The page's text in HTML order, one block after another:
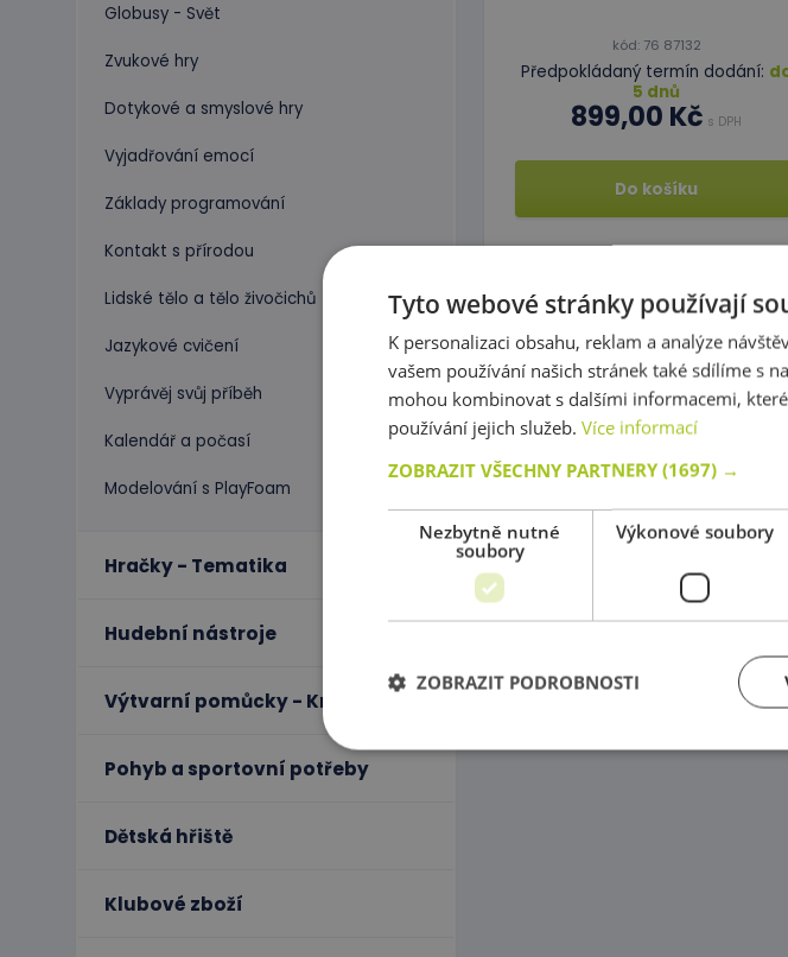
Globusy - Svět
Zvukové hry
Dotykové a smyslové hry
Vyjadřování emocí
Základy programování
Kontakt s přírodou
Lidské tělo a tělo živočichů
Jazykové cvičení
Vyprávěj svůj příběh
Kalendář a počasí
Modelování s PlayFoam
Hračky - Tematika
Hudební nástroje
Výtvarní pomůcky - Kreativita
Pohyb a sportovní potřeby
Dětská hřiště
Klubové zboží
kód: 76 87132
Předpokládaný termín dodání:
5 dnů
899,00 Kč s DPH
Do košíku
Tyto webové stránky používají
K personalizaci obsahu, reklam a analýze
vašem používání našich stránek také sdílíme s
mohou kombinovat s dalšími informacemi,
používání jejich služeb. Více informací
ZOBRAZIT VŠECHNY PARTNERY (1697) →
Nezbytně nutné
soubory
Výkonové soubory
ZOBRAZIT PODROBNOSTI